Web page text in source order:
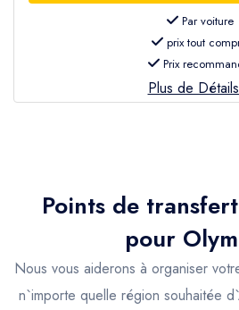
Par voiture
prix tout
Prix
Plus de Détails
Points de
pour
Nous vous aiderons à organiser
n`importe quelle région souhaitée